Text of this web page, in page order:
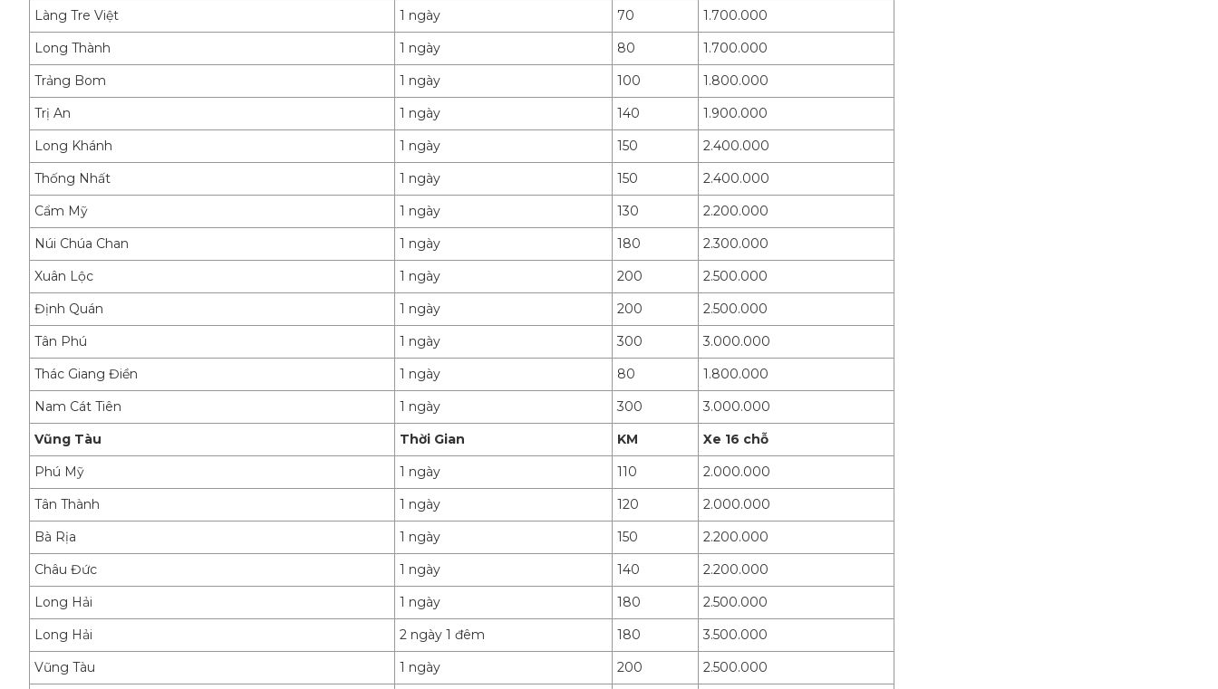
Làng Tre Việt
1 ngày 70
1.700.000
Long Thành
1 ngày 80
1.700.000
Trảng Bom
1 ngày 100
1.800.000
Trị An
1 ngày 140
1.900.000
Long Khánh
1 ngày 150
2.400.000
Thống Nhất
1 ngày 150
2.400.000
Cẩm Mỹ
1 ngày 130
2.200.000
Núi Chúa Chan
1 ngày 180
2.300.000
Xuân Lộc
1 ngày 200
2.500.000
Định Quán
1 ngày 200
2.500.000
Tân Phú
1 ngày 300
3.000.000
Thác Giang Điền
1 ngày 80
1.800.000
Nam Cát Tiên
1 ngày 300
3.000.000
Vũng Tàu
Thời Gian KM
Xe 16 chỗ
Phú Mỹ
1 ngày 110
2.000.000
Tân Thành
1 ngày 120
2.000.000
Bà Rịa
1 ngày 150
2.200.000
Châu Đức
1 ngày 140
2.200.000
Long Hải
1 ngày 180
2.500.000
Long Hải
2 ngày 1 đêm 180
3.500.000
Vũng Tàu
1 ngày 200 2.500.000